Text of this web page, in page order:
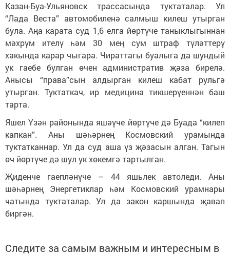
Казан-Буа-Ульяновск трассасында туктаталар. Ул
“Лада Веста” автомобиленә салмыш килеш утырган
була. Аңа карата суд 1,6 елга йөртүче таныклыгыннан
мәхрүм ителү һәм 30 мең сум штраф түләттерү
хакында карар чыгара. Чираттагы буалыга да шундый
ук гаебе булган өчен административ җәза бирелә.
Анысы “права”сын алдырган килеш кабат рульгә
утырган. Туктаткач, ир медицина тикшерүеннән баш
тарта.
Яшел Үзән районында яшәүче йөртүче дә Буада “килеп
капкан”. Аны шәһәрнең Космовский урамында
туктатканнар. Ул да суд аша үз җәзасын алган. Тагын
өч йөртүче дә шул ук хөкемгә тартылган.
Җиденче гаепләнүче – 44 яшьлек автоледи. Аны
шәһәрнең Энергетиклар һәм Космовский урамнары
чатында туктаталар. Ул да закон каршында җавап
биргән.
Следите за самым важным и интересным в